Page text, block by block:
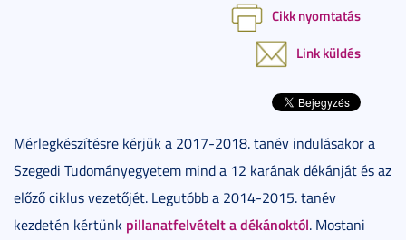
Cikk nyomtatás
Link küldés
Mérlegkészítésre kérjük a 2017-2018. tanév indulásakor a
Szegedi Tudományegyetem mind a 12 karának dékánját és az
előző ciklus vezetőjét. Legutóbb a 2014-2015. tanév
kezdetén kértünk pillanatfelvételt a dékánoktól. Mostani